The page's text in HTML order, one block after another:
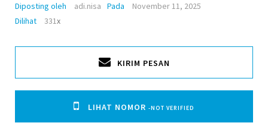
Diposting oleh
adi.nisa Pada
November 11, 2025
Dilihat
331x
KIRIM PESAN
LIHAT NOMOR -NOT VERIFIED